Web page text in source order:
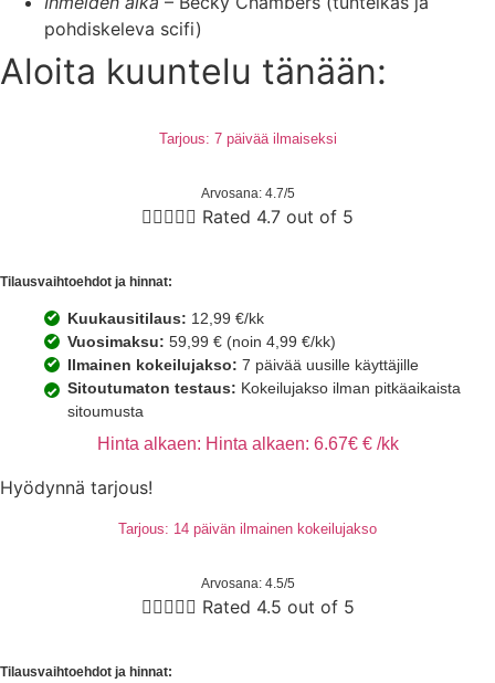
pohdiskeleva scifi)
Aloita kuuntelu tänään:
Tarjous: 7 päivää ilmaiseksi
Arvosana: 4.7/5
 Rated 4.7 out of 5
Tilausvaihtoehdot ja hinnat:
Kuukausitilaus: 12,99 €/kk
Vuosimaksu: 59,99 € (noin 4,99 €/kk)
Ilmainen kokeilujakso: 7 päivää uusille käyttäjille
Sitoutumaton testaus: Kokeilujakso ilman pitkäaikaista
sitoumusta
Hinta alkaen: Hinta alkaen: 6.67€ € /kk
Hyödynnä tarjous!
Tarjous: 14 päivän ilmainen kokeilujakso
Arvosana: 4.5/5
 Rated 4.5 out of 5
Tilausvaihtoehdot ja hinnat: